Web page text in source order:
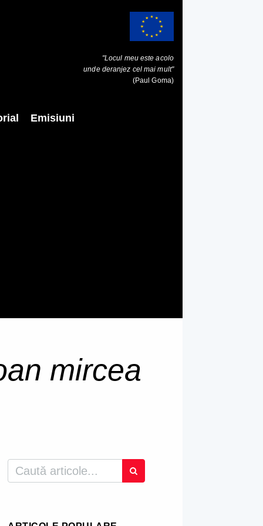
"Locul meu este acolo
unde deranjez cel mai mult"
(Paul Goma)
Emisiuni
mircea